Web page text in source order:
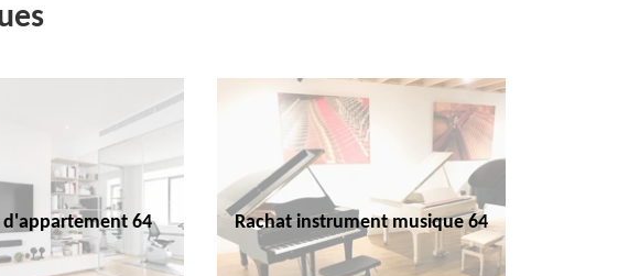
d'appartement 64 Rachat instrument musique 64